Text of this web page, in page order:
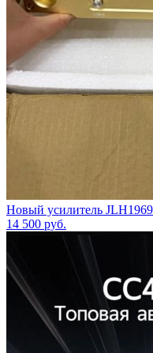
Новый усилитель
14 500 руб.